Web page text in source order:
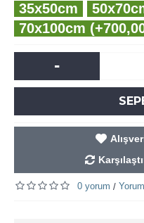
35x50cm
70x100cm
-
0 yorum /